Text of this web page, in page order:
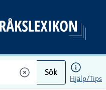
Sök
Hjälp/Tips